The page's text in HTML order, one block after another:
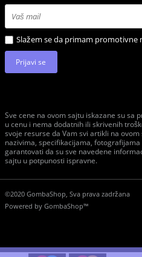
Slažem se da primam promotivne
Prijavi se
Sve cene na ovom sajtu iskazane su sa
u cenu i nema dodatnih ili skrivenih
svoje resurse da Vam svi artikli na
nazivima, specifikacijama,
garantovati da su sve navedene
sajtu u potpunosti ispravne.
©2020 GombaShop, Sva prava zadržana
Powered by GombaShop™